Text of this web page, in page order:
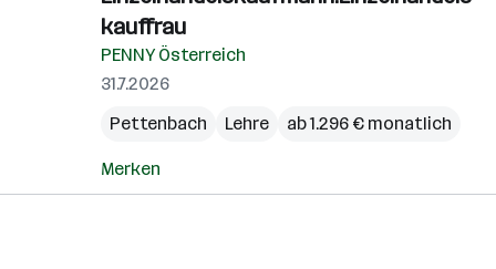
kauffrau
PENNY Österreich
31.7.2026
Pettenbach
Lehre ab 1.296 € monatlich
Merken